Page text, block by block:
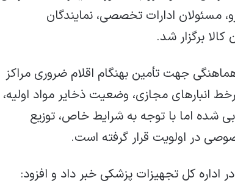
مسئولان ادارات تخصصی، نمایندگان
برگزار شد.
جهت تأمین بهنگام اقلام ضروری مراکز
انبارهای مجازی، وضعیت ذخایر مواد اولیه،
شده اما با توجه به شرایط خاص، توزیع
در اولویت قرار گرفته است.
اداره کل تجهیزات پزشکی خبر داد و افزود: